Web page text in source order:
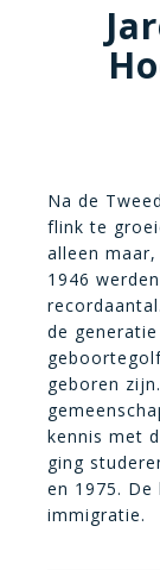
Na de
flink te
alleen maar,
1946
de
geboren
kennis met
ging
en 1975.
immigratie.